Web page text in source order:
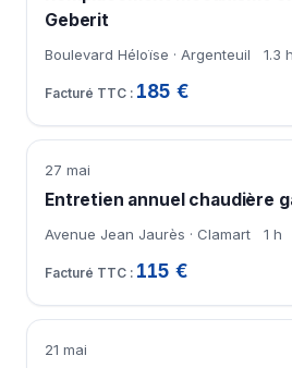
Geberit
Boulevard Héloïse · Argenteuil 1.3 h
185 €
27 mai
Entretien annuel chaudière
Avenue Jean Jaurès · Clamart 1 h
115 €
21 mai